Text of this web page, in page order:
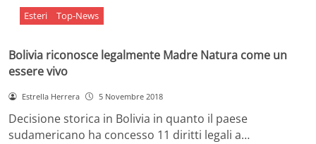
Esteri Top-News
Bolivia riconosce legalmente Madre Natura come un
essere vivo
Estrella Herrera 5 Novembre 2018
Decisione storica in Bolivia in quanto il paese
sudamericano ha concesso 11 diritti legali a…